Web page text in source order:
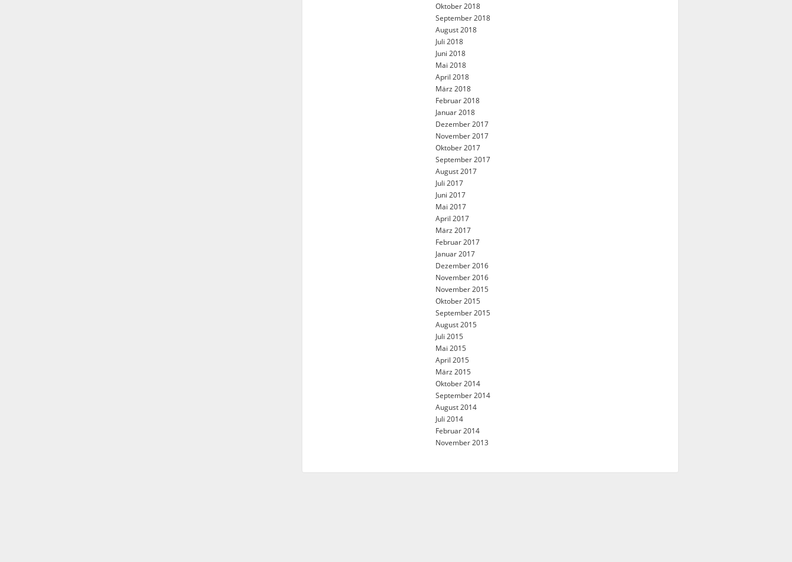
Oktober 2018
September 2018
August 2018
Juli 2018
Juni 2018
Mai 2018
April 2018
März 2018
Februar 2018
Januar 2018
Dezember 2017
November 2017
Oktober 2017
September 2017
August 2017
Juli 2017
Juni 2017
Mai 2017
April 2017
März 2017
Februar 2017
Januar 2017
Dezember 2016
November 2016
November 2015
Oktober 2015
September 2015
August 2015
Juli 2015
Mai 2015
April 2015
März 2015
Oktober 2014
September 2014
August 2014
Juli 2014
Februar 2014
November 2013